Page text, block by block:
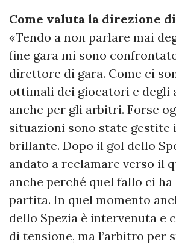
Come valuta la direzione
«Tendo a non parlare mai
fine gara mi sono
direttore di gara. Come ci
ottimali dei giocatori e degli
anche per gli arbitri. Forse
situazioni sono state gestite
brillante. Dopo il gol dello
andato a reclamare verso il
anche perché quel fallo ci ha
partita. In quel momento
dello Spezia è intervenuta e
di tensione, ma l’arbitro per